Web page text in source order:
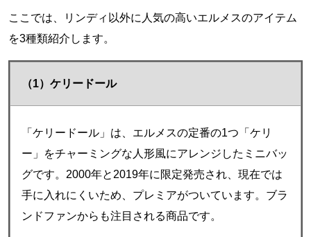
ここでは、リンディ以外に人気の高いエルメスのアイテム
を3種類紹介します。
（1）ケリードール
「ケリードール」は、エルメスの定番の1つ「ケリ
ー」をチャーミングな人形風にアレンジしたミニバッ
グです。2000年と2019年に限定発売され、現在では
手に入れにくいため、プレミアがついています。ブラ
ンドファンからも注目される商品です。